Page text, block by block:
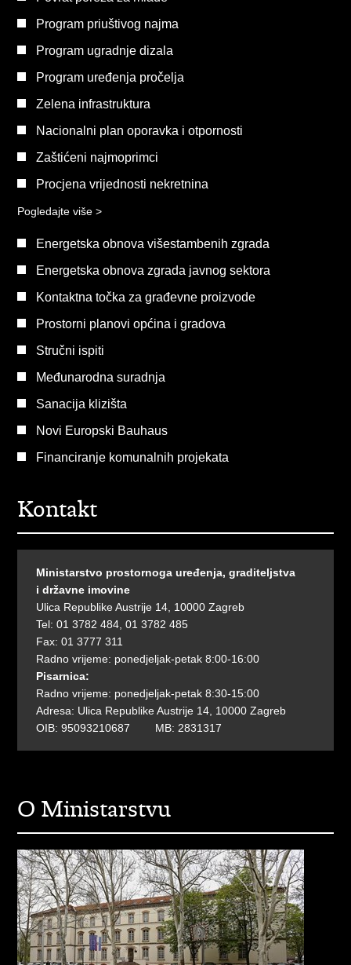
Program priuštivog najma
Program ugradnje dizala
Program uređenja pročelja
Zelena infrastruktura
Nacionalni plan oporavka i otpornosti
Zaštićeni najmoprimci
Procjena vrijednosti nekretnina
Pogledajte više >
Energetska obnova višestambenih zgrada
Energetska obnova zgrada javnog sektora
Kontaktna točka za građevne proizvode
Prostorni planovi općina i gradova
Stručni ispiti
Međunarodna suradnja
Sanacija klizišta
Novi Europski Bauhaus
Financiranje komunalnih projekata
Kontakt
Ministarstvo prostornoga uređenja, graditeljstva
i državne imovine
Ulica Republike Austrije 14, 10000 Zagreb
Tel: 01 3782 484, 01 3782 485
Fax: 01 3777 311
Radno vrijeme: ponedjeljak-petak 8:00-16:00
Pisarnica:
Radno vrijeme: ponedjeljak-petak 8:30-15:00
Adresa: Ulica Republike Austrije 14, 10000 Zagreb
OIB: 95093210687 MB: 2831317
O Ministarstvu